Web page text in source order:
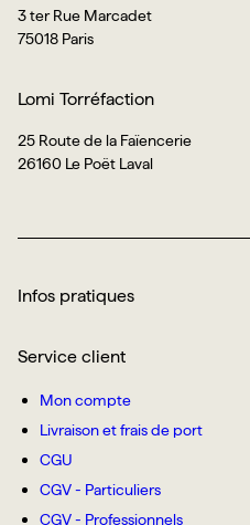
3 ter Rue Marcadet
75018 Paris
Lomi Torréfaction
25 Route de la Faïencerie
26160 Le Poët Laval
Infos pratiques
Service client
Mon compte
Livraison et frais de port
CGU
CGV - Particuliers
CGV - Professionnels